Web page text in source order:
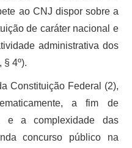
ao CNJ dispor sobre a
de caráter nacional e
administrativa dos
4º).
Constituição Federal (2),
a fim de
e a complexidade das
concurso público na